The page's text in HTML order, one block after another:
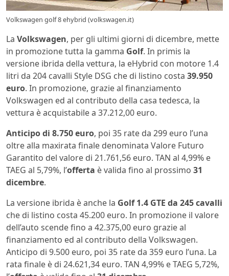
Volkswagen golf 8 ehybrid (volkswagen.it)
La Volkswagen, per gli ultimi giorni di dicembre, mette
in promozione tutta la gamma Golf. In primis la
versione ibrida della vettura, la eHybrid con motore 1.4
litri da 204 cavalli Style DSG che di listino costa 39.950
euro. In promozione, grazie al finanziamento
Volkswagen ed al contributo della casa tedesca, la
vettura è acquistabile a 37.212,00 euro.
Anticipo di 8.750 euro, poi 35 rate da 299 euro l’una
oltre alla maxirata finale denominata Valore Futuro
Garantito del valore di 21.761,56 euro. TAN al 4,99% e
TAEG al 5,79%, l’offerta è valida fino al prossimo 31
dicembre.
La versione ibrida è anche la Golf 1.4 GTE da 245 cavalli
che di listino costa 45.200 euro. In promozione il valore
dell’auto scende fino a 42.375,00 euro grazie al
finanziamento ed al contributo della Volkswagen.
Anticipo di 9.500 euro, poi 35 rate da 359 euro l’una. La
rata finale è di 24.621,34 euro. TAN 4,99% e TAEG 5,72%,